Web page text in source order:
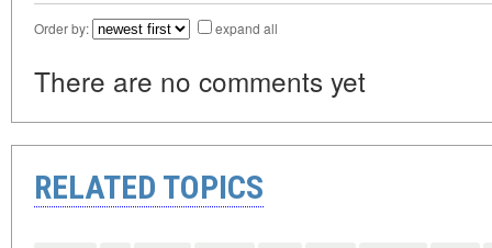
Order by: expand all
There are no comments yet
RELATED TOPICS